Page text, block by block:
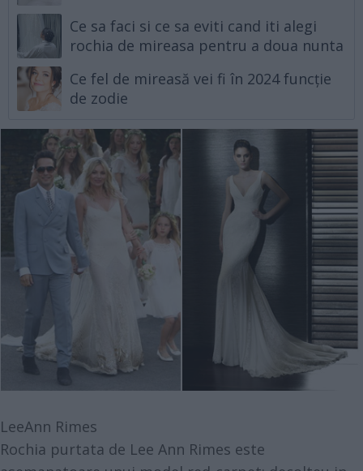
Ce sa faci si ce sa eviti cand iti alegi
rochia de mireasa pentru a doua nunta
Ce fel de mireasă vei fi în 2024 funcție
de zodie
LeeAnn Rimes
Rochia purtata de Lee Ann Rimes este